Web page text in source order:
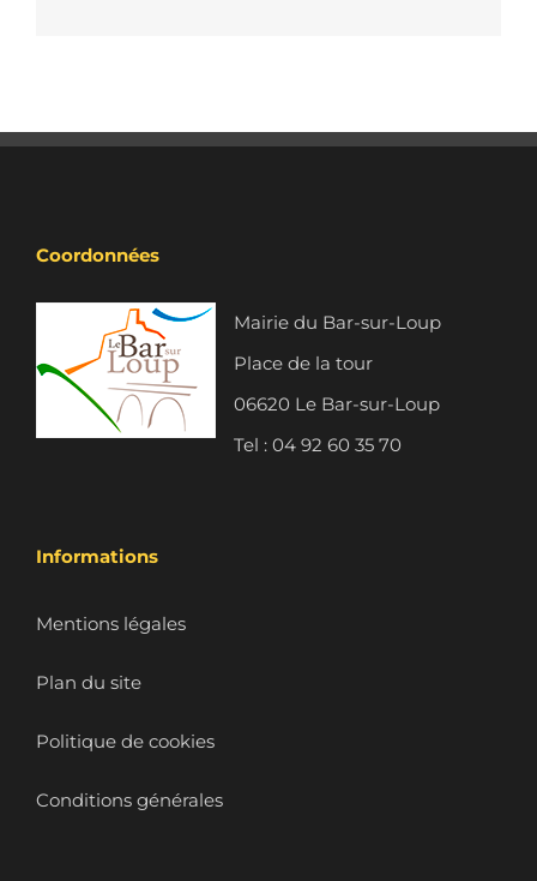
Coordonnées
Mairie du Bar-sur-Loup
Place de la tour
06620 Le Bar-sur-Loup
Tel : 04 92 60 35 70
Informations
Mentions légales
Plan du site
Politique de cookies
Conditions générales